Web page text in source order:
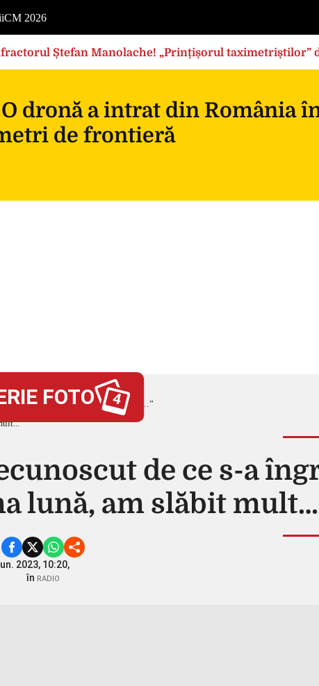
CM 2026
Ștefan Manolache! „Prințișorul taximetriștilor”
dronă a intrat din România
de frontieră
„În prima lună, am slăbit mult…”
FOTO 4
de ce s-a
lună, am slăbit
2023, 10:20,
în RADIO